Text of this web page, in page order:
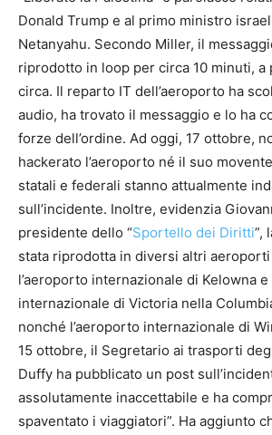
Donald Trump e al primo ministro
Netanyahu. Secondo Miller, il
riprodotto in loop per circa 10 minuti, a
circa. Il reparto IT dell’aeroporto ha
audio, ha trovato il messaggio e lo ha
forze dell’ordine. Ad oggi, 17 ottobre,
hackerato l’aeroporto né il suo
statali e federali stanno attualmente
sull’incidente. Inoltre, evidenzia
presidente dello “Sportello dei Diritti”,
stata riprodotta in diversi altri
l’aeroporto internazionale di Kelowna e
internazionale di Victoria nella
nonché l’aeroporto internazionale di
15 ottobre, il Segretario ai trasporti
Duffy ha pubblicato un post
assolutamente inaccettabile e ha
spaventato i viaggiatori”. Ha aggiunto